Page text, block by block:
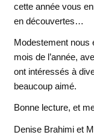
cette année vous
en découvertes…
Modestement nous
mois de l’année,
ont intéressés à
beaucoup aimé.
Bonne lecture, et
Denise Brahimi et